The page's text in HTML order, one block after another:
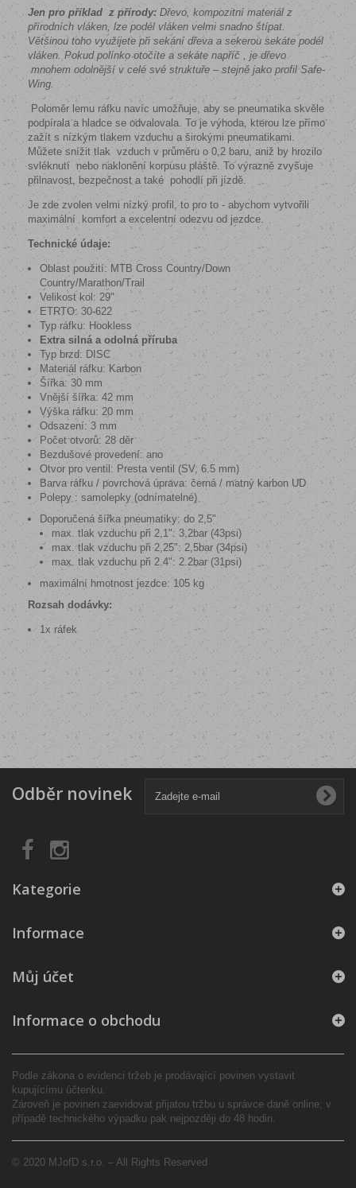
Jen pro příklad z přírody: Dřevo, kompozitní materiál z
přírodních vláken, lze podél vláken velmi snadno štípat.
Většinou toho využijete při sekání dřeva a sekerou sekáte podél
vláken. Pokud polínko otočíte a sekáte napříč , je dřevo
mnohem odolnější v celé své struktuře – stejně jako profil Safe-
Wing.
Poloměr lemu ráfku navíc umožňuje, aby se pneumatika skvěle
podpírala a hladce se odvalovala. To je výhoda, kterou lze přímo
zažít s nízkým tlakem vzduchu a širokými pneumatikami.
Můžete snížit tlak vzduch v průměru o 0,2 baru, aniž by hrozilo
svléknutí nebo naklonění korpusu pláště. To výrazně zvyšuje
přilnavost, bezpečnost a také pohodlí při jízdě.
Je zde zvolen velmi nízký profil, to pro to - abychom vytvořili
maximální
komfort a excelentní odezvu od jezdce.
Technické údaje:
Oblast použití: MTB Cross Country/Down
Country/Marathon/Trail
Velikost kol: 29"
ETRTO: 30-622
Typ ráfku: Hookless
Extra silná a odolná příruba
Typ brzd: DISC
Materiál ráfku: Karbon
Šířka: 30 mm
Vnější šířka: 42 mm
Výška ráfku: 20 mm
Odsazení: 3 mm
Počet otvorů: 28 děr
Bezdušové provedení: ano
Otvor pro ventil: Presta ventil (SV, 6.5 mm)
Barva ráfku / povrchová úprava: černá / matný karbon UD
Polepy : samolepky (odnímatelné)
Doporučená šířka pneumatiky: do 2,5"
max. tlak vzduchu při 2,1": 3,2bar (43psi)
max. tlak vzduchu při 2,25": 2,5bar (34psi)
max. tlak vzduchu při 2.4": 2.2bar (31psi)
maximální hmotnost jezdce: 105 kg
Rozsah dodávky:
1x ráfek
Odběr novinek
Kategorie
Informace
Můj účet
Informace o obchodu
Podle zákona o evidenci tržeb je prodávající povinen vystavit
kupujícímu účtenku.
Zároveň je povinen zaevidovat přijatou tržbu u správce daně online; v
případě technického výpadku pak nejpozději do 48 hodin.
© 2020 MJofD s.r.o. – All Rights Reserved